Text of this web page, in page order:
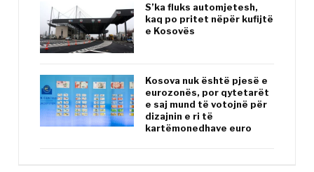
S’ka fluks automjetesh,
kaq po pritet nëpër kufijtë
e Kosovës
Kosova nuk është pjesë e
eurozonës, por qytetarët
e saj mund të votojnë për
dizajnin e ri të
kartëmonedhave euro